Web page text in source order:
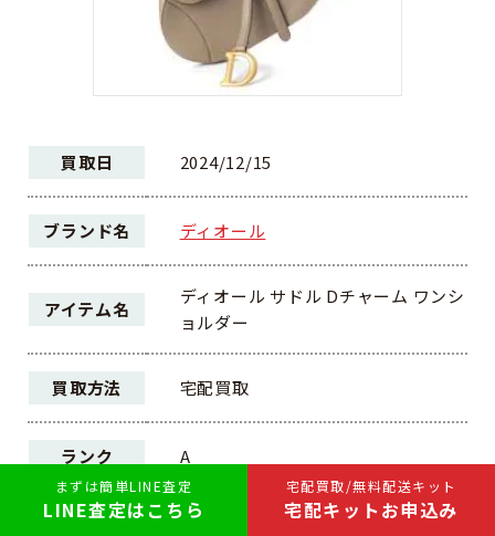
宅配買取/無料配送キット
宅配キットお申込み
まずは簡単LINE査定
LINE査定はこちら
買取日 2024/12/15
ブランド名 ディオール
アイテム名
ディオール サドル Dチャーム ワンシ
ョルダー
買取方法 宅配買取
ランク A